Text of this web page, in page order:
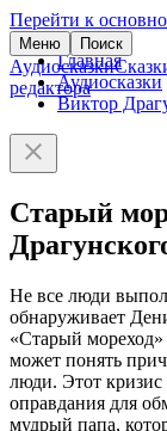
Перейти к
Меню Поиск
Аудиосказки
редактора
Главная
Аудиосказки
Виктор
Старый
Не все люди
обнаруживает
«Старый
может понять
люди. Этот кризис
оправдания для
мудрый папа,